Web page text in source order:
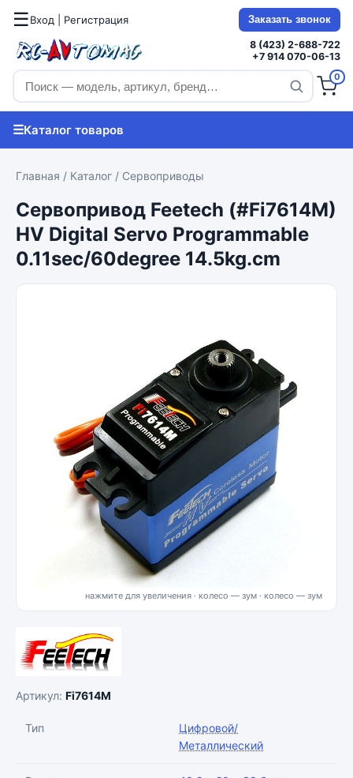
☰Вход | Регистрация Заказать звонок
8 (423) 2-688-722
+7 914 070-06-13
0
☰Каталог товаров
Главная / Каталог / Сервоприводы
Сервопривод Feetech (#Fi7614M)
HV Digital Servo Programmable
0.11sec/60degree 14.5kg.cm
нажмите для увеличения · колесо — зум
Артикул: Fi7614M
Тип
Цифровой/
Металлический